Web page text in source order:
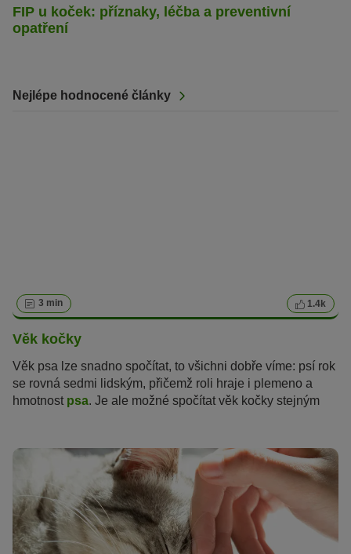
FIP u koček: příznaky, léčba a preventivní
opatření
Nejlépe hodnocené články
3 min 1.4k
Věk kočky
Věk psa lze snadno spočítat, to všichni dobře víme: psí rok
se rovná sedmi lidským, přičemž roli hraje i plemeno a
hmotnost psa. Je ale možné spočítat věk kočky stejným